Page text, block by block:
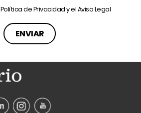
Política de Privacidady elAviso Legal